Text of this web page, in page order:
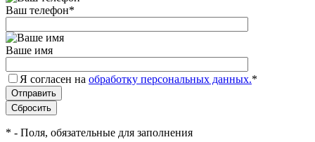
Ваш телефон*
Ваше имя
Я согласен на обработку персональных данных.*
* - Поля, обязательные для заполнения